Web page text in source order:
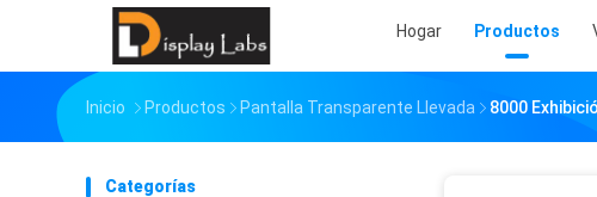
Hogar Productos
Inicio Productos Pantalla Transparente Llevada 8000
Categorías